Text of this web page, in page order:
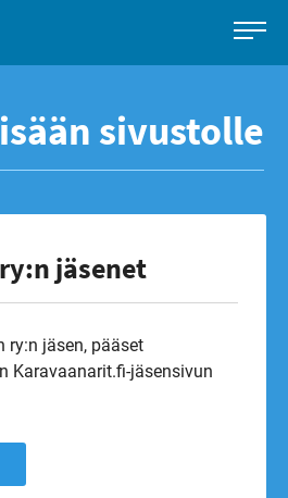
sivustolle
jäsenet
ry:n jäsen, pääset
Karavaanarit.fi-jäsensivun